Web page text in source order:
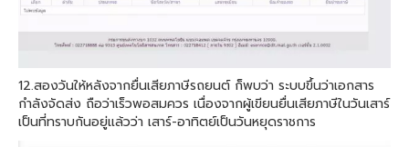
12.สองวันให้หลังจากยื่นเสียภาษีรถยนต์ ก็พบว่า ระบบขึ้นว่าเอกสาร
กำลังจัดส่ง ถือว่าเร็วพอสมควร เนื่องจากผู้เขียนยื่นเสียภาษีในวันเสาร์
เป็นที่ทราบกันอยู่แล้วว่า เสาร์-อาทิตย์เป็นวันหยุดราชการ